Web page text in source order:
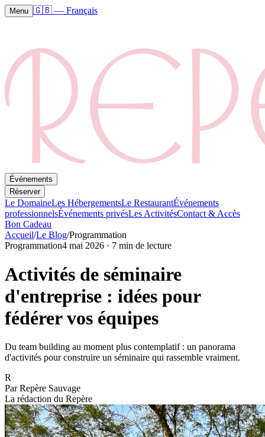
Menu 🇬🇧 — Français
Événements
Réserver
Le DomaineLes HébergementsLe RestaurantÉvénements
professionnelsÉvénements privésLes ActivitésContact & Accès
Bon Cadeau
Accueil/Le Blog/Programmation
Programmation4 mai 2026 · 7 min de lecture
Activités de séminaire
d'entreprise : idées pour
fédérer vos équipes
Du team building au moment plus contemplatif : un panorama
d'activités pour construire un séminaire qui rassemble vraiment.
R
Par Repère Sauvage
La rédaction du Repère